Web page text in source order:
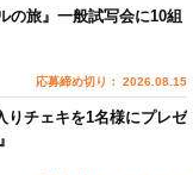
の旅』一般試写会に10組
応募締め切り： 2026.08.15
りチェキを1名様にプレゼ